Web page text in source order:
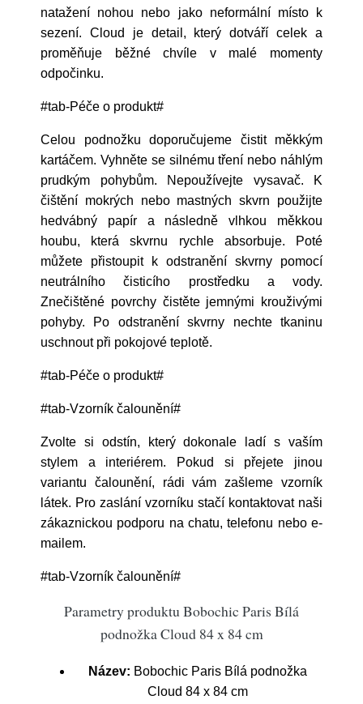
natažení nohou nebo jako neformální místo k
sezení. Cloud je detail, který dotváří celek a
proměňuje běžné chvíle v malé momenty
odpočinku.
#tab-Péče o produkt#
Celou podnožku doporučujeme čistit měkkým
kartáčem. Vyhněte se silnému tření nebo náhlým
prudkým pohybům. Nepoužívejte vysavač. K
čištění mokrých nebo mastných skvrn použijte
hedvábný papír a následně vlhkou měkkou
houbu, která skvrnu rychle absorbuje. Poté
můžete přistoupit k odstranění skvrny pomocí
neutrálního čisticího prostředku a vody.
Znečištěné povrchy čistěte jemnými krouživými
pohyby. Po odstranění skvrny nechte tkaninu
uschnout při pokojové teplotě.
#tab-Péče o produkt#
#tab-Vzorník čalounění#
Zvolte si odstín, který dokonale ladí s vaším
stylem a interiérem. Pokud si přejete jinou
variantu čalounění, rádi vám zašleme vzorník
látek. Pro zaslání vzorníku stačí kontaktovat naši
zákaznickou podporu na chatu, telefonu nebo e-
mailem.
#tab-Vzorník čalounění#
Parametry produktu Bobochic Paris Bílá
podnožka Cloud 84 x 84 cm
Název: Bobochic Paris Bílá podnožka
Cloud 84 x 84 cm